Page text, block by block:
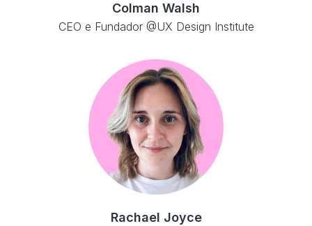
Colman Walsh
CEO e Fundador @UX Design Institute
Rachael Joyce